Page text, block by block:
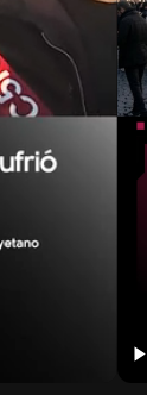
01:29